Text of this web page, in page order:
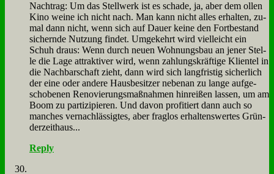
Nach­trag: Um das Stell­werk ist es scha­de, ja, aber dem ol­len
Ki­no wei­ne ich nicht nach. Man kann nicht al­les er­hal­ten, zu­
mal dann nicht, wenn sich auf Dau­er kei­ne den Fort­be­stand
si­chern­de Nut­zung fin­det. Um­ge­kehrt wird viel­leicht ein
Schuh draus: Wenn durch neu­en Woh­nungs­bau an je­ner Stel­
le die La­ge at­trak­ti­ver wird, wenn zah­lungs­kräf­ti­ge Kli­en­tel in
die Nach­bar­schaft zieht, dann wird sich lang­fri­stig si­cher­lich
der ei­ne oder an­de­re Haus­be­sit­zer ne­ben­an zu lan­ge auf­ge­
scho­be­nen Re­no­vie­rungs­maß­nah­men hin­rei­ßen las­sen, um am
Boom zu par­ti­zi­pie­ren. Und da­von pro­fi­tiert dann auch so
man­ches ver­nach­läs­sig­tes, aber frag­los er­hal­tens­wer­tes Grün­
der­zeit­haus...
Reply